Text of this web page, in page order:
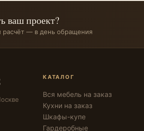
ваш проект?
расчёт — в день обращения
КАТАЛОГ
Вся мебель на заказ
Кухни на заказ
Шкафы-купе
Гардеробные